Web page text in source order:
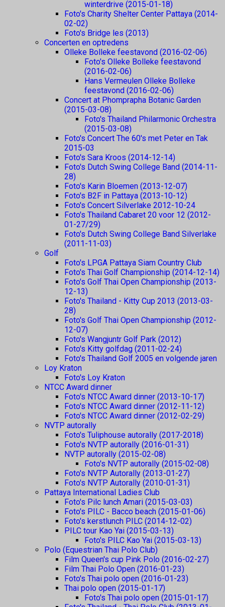
winterdrive (2015-01-18)
Foto's Charity Shelter Center Pattaya (2014-
02-02)
Foto's Bridge les (2013)
Concerten en optredens
Olleke Bolleke feestavond (2016-02-06)
Foto's Olleke Bolleke feestavond
(2016-02-06)
Hans Vermeulen Olleke Bolleke
feestavond (2016-02-06)
Concert at Phomprapha Botanic Garden
(2015-03-08)
Foto's Thailand Philarmonic Orchestra
(2015-03-08)
Foto's Concert The 60's met Peter en Tak
2015-03
Foto's Sara Kroos (2014-12-14)
Foto's Dutch Swing College Band (2014-11-
28)
Foto's Karin Bloemen (2013-12-07)
Foto's B2F in Pattaya (2013-10-12)
Foto's Concert Silverlake 2012-10-24
Foto's Thailand Cabaret 20 voor 12 (2012-
01-27/29)
Foto's Dutch Swing College Band Silverlake
(2011-11-03)
Golf
Foto's LPGA Pattaya Siam Country Club
Foto's Thai Golf Championship (2014-12-14)
Foto's Golf Thai Open Championship (2013-
12-13)
Foto's Thailand - Kitty Cup 2013 (2013-03-
28)
Foto's Golf Thai Open Championship (2012-
12-07)
Foto's Wangjuntr Golf Park (2012)
Foto's Kitty golfdag (2011-02-24)
Foto's Thailand Golf 2005 en volgende jaren
Loy Kraton
Foto's Loy Kraton
NTCC Award dinner
Foto's NTCC Award dinner (2013-10-17)
Foto's NTCC Award dinner (2012-11-12)
Foto's NTCC Award dinner (2012-02-29)
NVTP autorally
Foto's Tuliphouse autorally (2017-2018)
Foto's NVTP autorally (2016-01-31)
NVTP autorally (2015-02-08)
Foto's NVTP autorally (2015-02-08)
Foto's NVTP Autorally (2013-01-27)
Foto's NVTP Autorally (2010-01-31)
Pattaya International Ladies Club
Foto's Pilc lunch Amari (2015-03-03)
Foto's PILC - Bacco beach (2015-01-06)
Foto's kerstlunch PILC (2014-12-02)
PILC tour Kao Yai (2015-03-13)
Foto's PILC Kao Yai (2015-03-13)
Polo (Equestrian Thai Polo Club)
Film Queen's cup Pink Polo (2016-02-27)
Film Thai Polo Open (2016-01-23)
Foto's Thai polo open (2016-01-23)
Thai polo open (2015-01-17)
Foto's Thai polo open (2015-01-17)